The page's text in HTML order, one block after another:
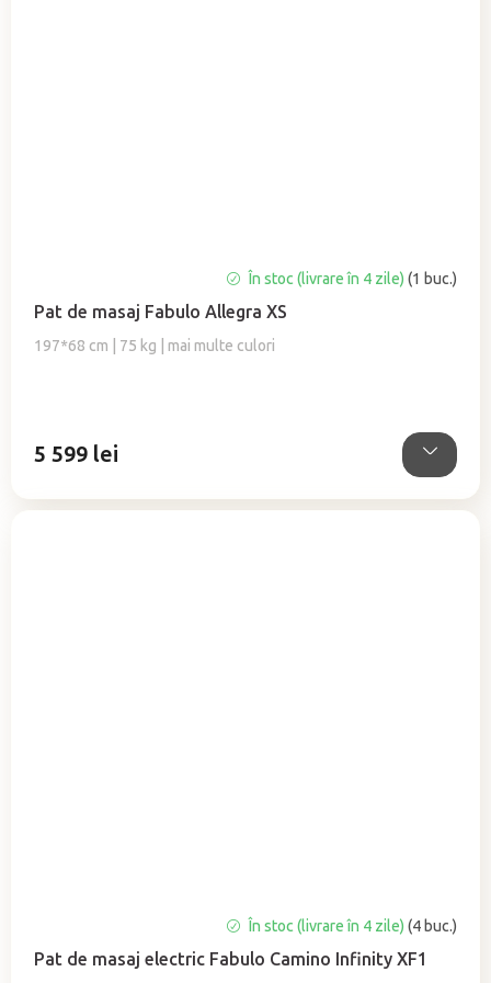
Pat de masaj Fabulo Allegra XS
197*68 cm | 75 kg | mai multe culori
În stoc (livrare în 4 zile) (1 buc.)
5 599 lei
Pat de masaj electric Fabulo Camino Infinity XF1
medie
a
În stoc (livrare în 4 zile)(4 buc.)